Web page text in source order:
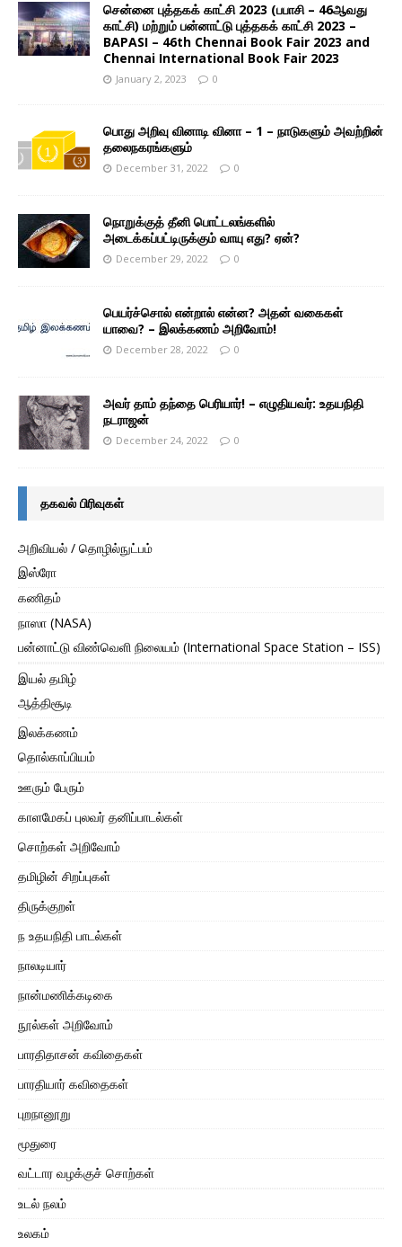
சென்னை புத்தகக் காட்சி 2023 (பபாசி – 46ஆவது
காட்சி) மற்றும் பன்னாட்டு புத்தகக் காட்சி 2023 –
BAPASI – 46th Chennai Book Fair 2023 and
Chennai International Book Fair 2023
January 2, 2023 0
பொது அறிவு வினாடி வினா – 1 – நாடுகளும் அவற்றின்
தலைநகரங்களும்
December 31, 2022 0
நொறுக்குத் தீனி பொட்டலங்களில்
அடைக்கப்பட்டிருக்கும் வாயு எது? ஏன்?
December 29, 2022 0
பெயர்ச்சொல் என்றால் என்ன? அதன் வகைகள்
யாவை? – இலக்கணம் அறிவோம்!
December 28, 2022 0
அவர் தாம் தந்தை பெரியார்! – எழுதியவர்: உதயநிதி
நடராஜன்
December 24, 2022 0
தகவல் பிரிவுகள்
அறிவியல் / தொழில்நுட்பம்
இஸ்ரோ
கணிதம்
நாஸா (NASA)
பன்னாட்டு விண்வெளி நிலையம் (International Space Station – ISS)
இயல் தமிழ்
ஆத்திசூடி
இலக்கணம்
தொல்காப்பியம்
ஊரும் பேரும்
காளமேகப் புலவர் தனிப்பாடல்கள்
சொற்கள் அறிவோம்
தமிழின் சிறப்புகள்
திருக்குறள்
ந உதயநிதி பாடல்கள்
நாலடியார்
நான்மணிக்கடிகை
நூல்கள் அறிவோம்
பாரதிதாசன் கவிதைகள்
பாரதியார் கவிதைகள்
புறநானூறு
மூதுரை
வட்டார வழக்குச் சொற்கள்
உடல் நலம்
உலகம்